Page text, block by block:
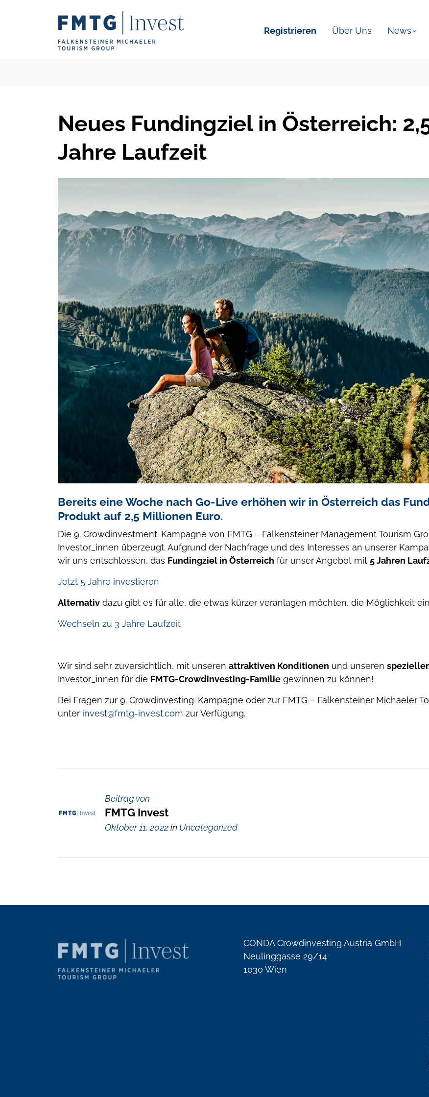
Registrieren Über Uns News
Neues Fundingziel in Österreich:
Jahre Laufzeit
Bereits eine Woche nach Go-Live erhöhen wir in Österreich das
Produkt auf 2,5 Millionen Euro.
Die 9. Crowdinvestment-Kampagne von FMTG – Falkensteiner Management Tourism
Investor_innen überzeugt. Aufgrund der Nachfrage und des Interesses an unserer
wir uns entschlossen, das Fundingziel in Österreich für unser Angebot mit 5 Jahren
Jetzt 5 Jahre investieren
Alternativ dazu gibt es für alle, die etwas kürzer veranlagen möchten, die Möglichkeit
Wechseln zu 3 Jahre Laufzeit
Wir sind sehr zuversichtlich, mit unseren attraktiven Konditionen und unseren
Investor_innen für die FMTG-Crowdinvesting-Familie gewinnen zu können!
Bei Fragen zur 9. Crowdinvesting-Kampagne oder zur FMTG – Falkensteiner Michaeler
unter invest@fmtg-invest.com zur Verfügung.
Beitrag von
FMTG Invest
Oktober 11, 2022in Uncategorized
CONDA Crowdinvesting Austria GmbH
Neulinggasse 29/14
1030 Wien